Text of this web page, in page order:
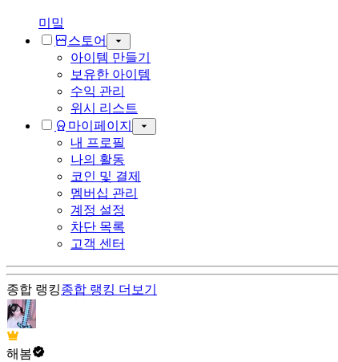
미밐
스토어
아이템 만들기
보유한 아이템
수익 관리
위시 리스트
마이페이지
내 프로필
나의 활동
코인 및 결제
멤버십 관리
계정 설정
차단 목록
고객 센터
종합 랭킹종합 랭킹 더보기
해봄